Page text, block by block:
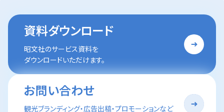
資料ダウンロード
昭文社のサービス資料を
ダウンロードいただけます。
お問い合わせ
観光ブランディング・広告出稿・プロモーションなど